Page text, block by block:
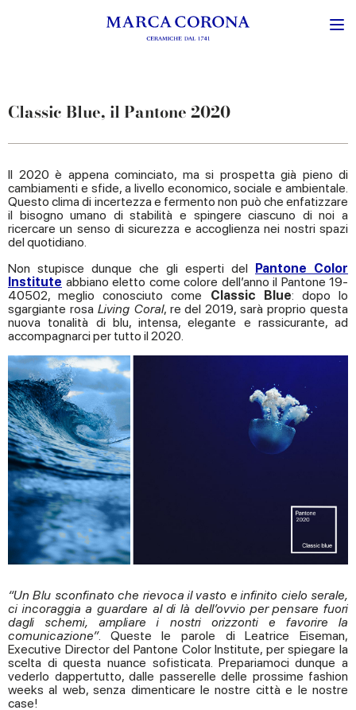
Classic Blue, il Pantone 2020
Il 2020 è appena cominciato, ma si prospetta già pieno di
cambiamenti e sfide, a livello economico, sociale e ambientale.
Questo clima di incertezza e fermento non può che enfatizzare
il bisogno umano di stabilità e spingere ciascuno di noi a
ricercare un senso di sicurezza e accoglienza nei nostri spazi
del quotidiano.
Non stupisce dunque che gli esperti del Pantone Color
Institute abbiano eletto come colore dell’anno il Pantone 19-
40502, meglio conosciuto come Classic Blue: dopo lo
sgargiante rosa Living Coral, re del 2019, sarà proprio questa
nuova tonalità di blu, intensa, elegante e rassicurante, ad
accompagnarci per tutto il 2020.
“Un Blu sconfinato che rievoca il vasto e infinito cielo serale,
ci incoraggia a guardare al di là dell’ovvio per pensare fuori
dagli schemi, ampliare i nostri orizzonti e favorire la
comunicazione”. Queste le parole di Leatrice Eiseman,
Executive Director del Pantone Color Institute, per spiegare la
scelta di questa nuance sofisticata. Prepariamoci dunque a
vederlo dappertutto, dalle passerelle delle prossime fashion
weeks al web, senza dimenticare le nostre città e le nostre
case!